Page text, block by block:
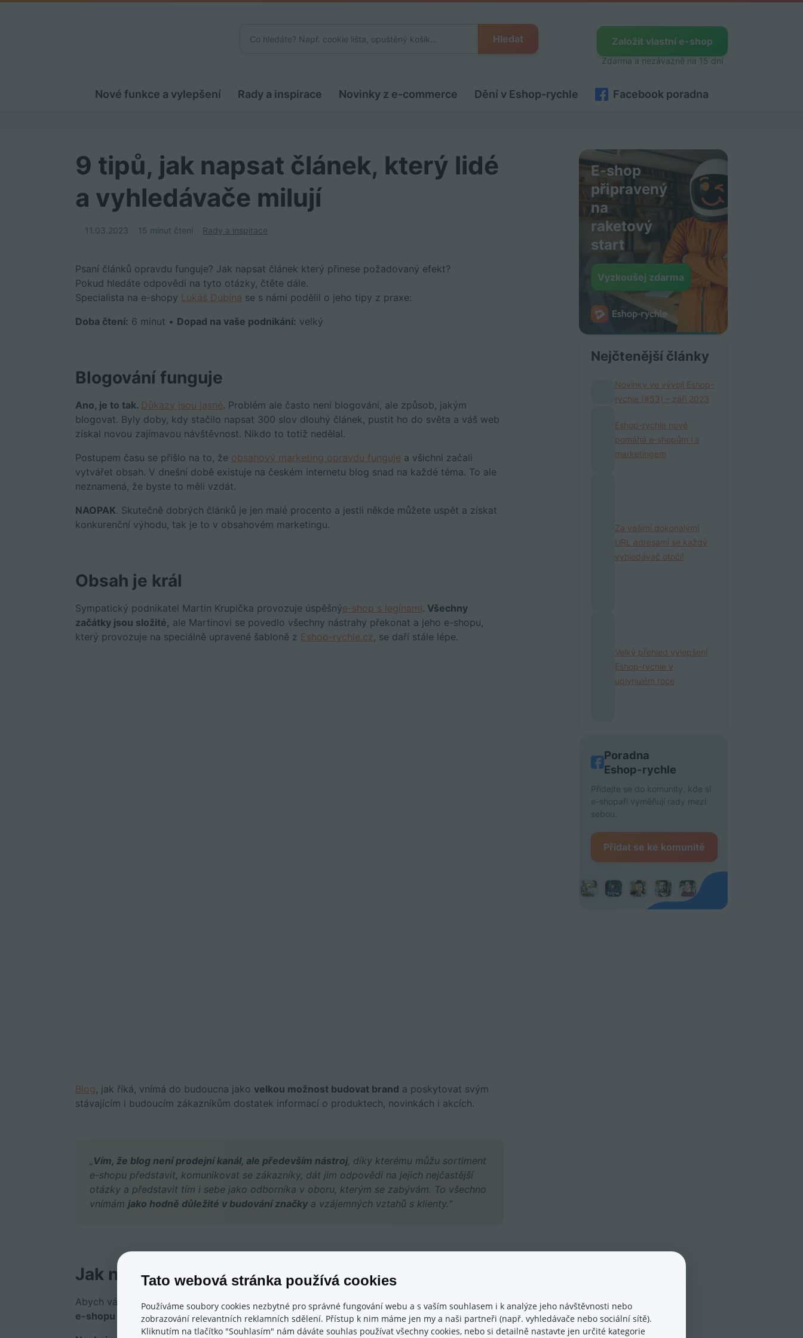
Hledat Založit vlastní e-shop
Zdarma a nezávazně na 15 dní
Nové funkce a vylepšení Rady a inspirace Novinky z e-commerce Dění v Eshop-rychle Facebook poradna
9 tipů, jak napsat článek, který lidé
a vyhledávače milují
11.03.2023 15 minut čtení Rady a inspirace
Psaní článků opravdu funguje? Jak napsat článek který přinese požadovaný efekt?
Pokud hledáte odpovědi na tyto otázky, čtěte dále.
Specialista na e-shopy Lukáš Dubina se s námi podělil o jeho tipy z praxe:
Doba čtení: 6 minut • Dopad na vaše podnikání: velký
Blogování funguje
Ano, je to tak. Důkazy jsou jasné. Problém ale často není blogování, ale způsob, jakým
blogovat. Byly doby, kdy stačilo napsat 300 slov dlouhý článek, pustit ho do světa a váš web
získal novou zajímavou návštěvnost. Nikdo to totiž nedělal.
Postupem času se přišlo na to, že obsahový marketing opravdu funguje a všichni začali
vytvářet obsah. V dnešní době existuje na českém internetu blog snad na každé téma. To ale
neznamená, že byste to měli vzdát.
NAOPAK. Skutečně dobrých článků je jen malé procento a jestli někde můžete uspět a získat
konkurenční výhodu, tak je to v obsahovém marketingu.
Obsah je král
Sympatický podnikatel Martin Krupička provozuje úspěšnýe-shop s legínami. Všechny
začátky jsou složité, ale Martinovi se povedlo všechny nástrahy překonat a jeho e-shopu,
který provozuje na speciálně upravené šabloně z Eshop-rychle.cz, se daří stále lépe.
Blog , jak říká, vnímá do budoucna jako velkou možnost budovat brand a poskytovat svým
stávajícím i budoucím zákazníkům dostatek informací o produktech, novinkách i akcích.
„Vím, že blog není prodejní kanál, ale především nástroj, díky kterému můžu sortiment
e-shopu představit, komunikovat se zákazníky, dát jim odpovědi na jejich nejčastější
otázky a představit tím i sebe jako odborníka v oboru, kterým se zabývám. To všechno
vnímámjako hodně důležité v budování značky a vzájemných vztahů s klienty.“
Jak napsat úspěšný článek?
Abych vám ušetřil čas a peníze, právě čtete článek9 tipů, jak vytvořit článek, který vašemu
e-shopu přinese návštěvnost a tržby. Vašim zákazníkům by měl naopak usnadnit život.
E-shop
připravený
na
raketový
start
Vyzkoušej zdarma
Nejčtenější články
Novinky ve vývoji Eshop-
rychle (#53) – září 2023
Eshop-rychle nově
pomáhá e-shopům i s
marketingem
Za vašimi dokonalými
URL adresami se každý
vyhledávač otočí!
Velký přehled vylepšení
Eshop-rychle v
uplynulém roce
Poradna
Eshop-rychle
Přidejte se do komunity, kde si
e-shopaři vyměňují rady mezi
sebou.
Přidat se ke komunitě
Tato webová stránka používá cookies
Používáme soubory cookies nezbytné pro správné fungování webu a s vaším souhlasem i k analýze jeho návštěvnosti nebo
zobrazování relevantních reklamních sdělení. Přístup k nim máme jen my a naši partneři (např. vyhledávače nebo sociální sítě).
Kliknutím na tlačítko "Souhlasím" nám dáváte souhlas používat všechny cookies, nebo si detailně nastavte jen určité kategorie